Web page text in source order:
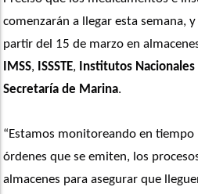
comenzarán a llegar esta semana,
IMSS, ISSSTE, Institutos Nacionales
Secretaría de Marina.
“Estamos monitoreando en tiempo
órdenes que se emiten, los
almacenes para asegurar que